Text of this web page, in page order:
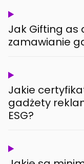
Jak Gifting as
zamawianie
Jakie
gadżety
ESG?